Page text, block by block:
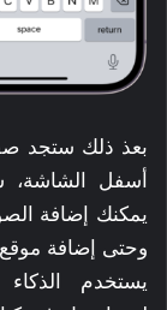
أسفل الشاشة،
يمكنك إضافة
وحتى إضافة موقع
يستخدم